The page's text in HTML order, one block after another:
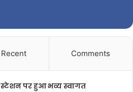
Recent Comments
पर हुआ भव्य स्वागत